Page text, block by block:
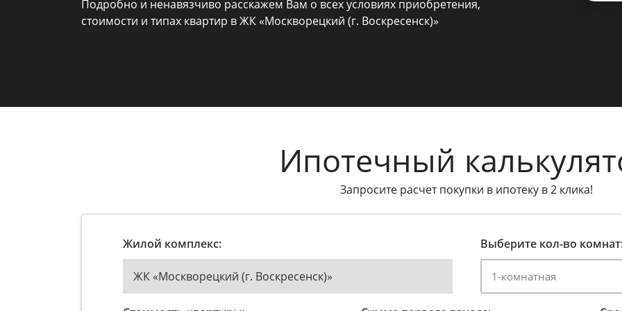
Подробно и ненавязчиво расскажем Вам о всех условиях приобретения,
стоимости и типах квартир в ЖК «Москворецкий (г. Воскресенск)»
Ипотечный
Запросите расчет покупки в ипотеку в 2 клика!
Жилой комплекс:
ЖК «Москворецкий (г. Воскресенск)»
Выберите кол-во